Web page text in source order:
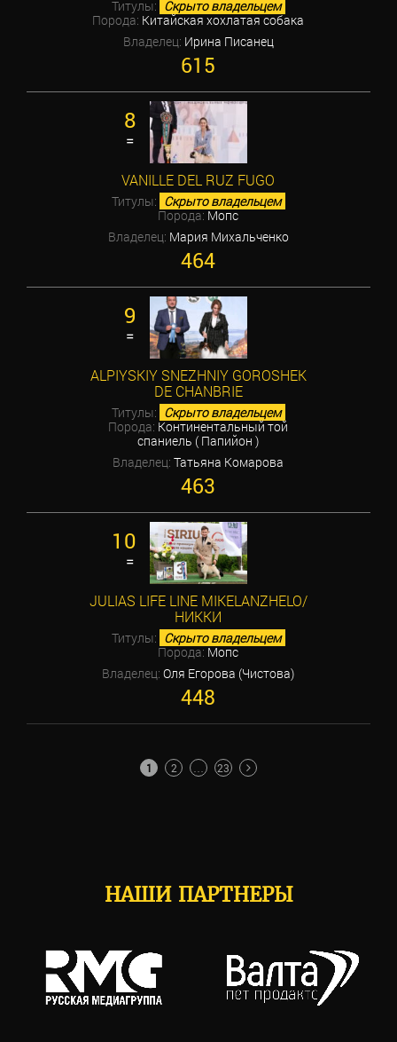
Титулы: Скрыто владельцем
Порода: Китайская хохлатая собака
Владелец: Ирина Писанец
615
8
=
VANILLE DEL RUZ FUGO
Титулы: Скрыто владельцем
Порода:Мопс
Владелец: Мария Михальченко
464
9
=
ALPIYSKIY SNEZHNIY GOROSHEK
DE CHANBRIE
Титулы: Скрыто владельцем
Порода: Континентальный той
спаниель ( Папийон )
Владелец: Татьяна Комарова
463
10
=
JULIAS LIFE LINE MIKELANZHELO/
НИККИ
Титулы: Скрыто владельцем
Порода:Мопс
Владелец: Оля Егорова (Чистова)
448
1 2 23
НАШИ ПАРТНЕРЫ